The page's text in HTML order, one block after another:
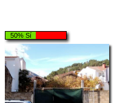
50% Sí